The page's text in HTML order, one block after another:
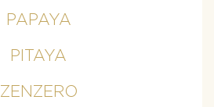
PAPAYA
PITAYA
ZENZERO